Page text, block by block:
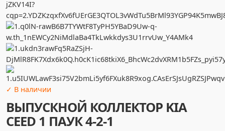
✓ В наличии
ВЫПУСКНОЙ КОЛЛЕКТОР KIA
CEED 1 ПАУК 4-2-1